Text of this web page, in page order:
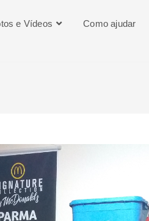
e Vídeos Como ajudar